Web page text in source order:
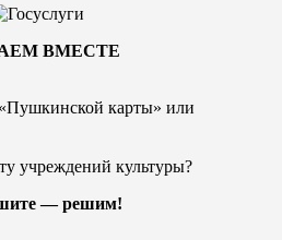
ВМЕСТЕ
карты» или
учреждений культуры?
— решим!